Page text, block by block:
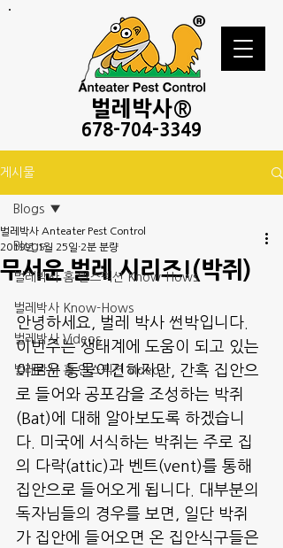
벌레 박사®
678-704-3349
게시물
Blogs
벌레박사 홈 인스펙션 Know-Hows
벌레박사 Know-Hows
벌레박사 Videos
벌레박사 홈 인스펙션 Videos
Blogs
무서운 벌레 시리즈!(박쥐)
벌레박사 Anteater Pest Control
2019년 1월 25일 2분 분량
안녕하세요, 벌레 박사 썬박입니다.
이번주는 생태계에 도움이 되고 있는
이로운 동물이긴하지만, 간혹 집안으
로 들어와 공포감을 조성하는 박쥐
(Bat)에 대해 알아보도록 하겠습니
다. 미국에 서식하는 박쥐는 주로 집
의 다락(attic)과 벤트(vent)를 통해
집안으로 들어오게 됩니다. 대부분의
독자님들의 경우를 보면, 일단 박쥐
가 집안에 들어오면 온 집안식구들은